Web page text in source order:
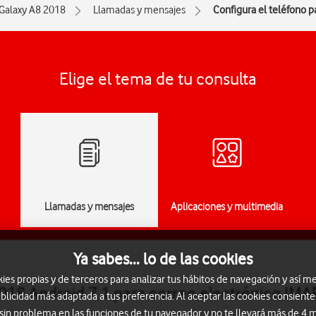
A8 2018 Llamadas y mensajes Configura el teléfono
Elige el tema de tu consulta
Llamadas y mensajes Aplicaciones y multimedia
Android 7.1 para correo electrónico
Ya sabes... lo de las cookies
propias y de terceros para analizar tus hábitos de navegación y así
más adaptada a tus preferencia. Al aceptar las cookies
problema en las funciones de tu navegador y no te llevará más de 4